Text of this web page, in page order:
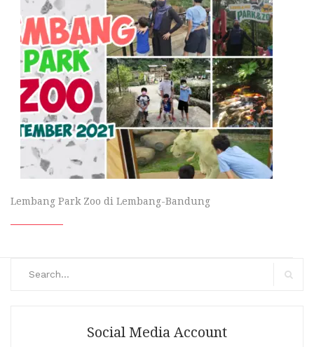
Lembang Park Zoo di Lembang-Bandung
Social Media Account